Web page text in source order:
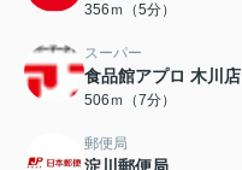
356ｍ（5分）
スーパー
食品館アプロ 木川店
506ｍ（7分）
郵便局